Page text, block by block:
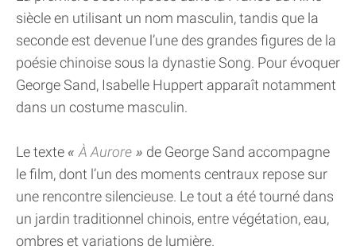
siècle en utilisant un nom masculin, tandis que la
seconde est devenue l’une des grandes figures de la
poésie chinoise sous la dynastie Song. Pour évoquer
George Sand, Isabelle Huppert apparaît notamment
dans un costume masculin.
Le texte À Aurore
de George Sand accompagne
le film, dont l’un des moments centraux repose sur
une rencontre silencieuse. Le tout a été tourné dans
un jardin traditionnel chinois, entre végétation, eau,
ombres et variations de lumière.